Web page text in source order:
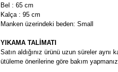
Bel : 65 cm
Kalça : 95 cm
Manken üzerindeki beden: Small
YIKAMA TALİMATI
Satın aldığınız ürünü uzun süreler
ütüleme önerilerine göre bakım